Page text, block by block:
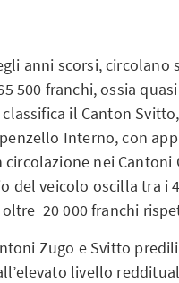
anni scorsi,
500 franchi, ossia
il Canton
Interno, con
nei Cantoni
del veicolo oscilla tra i
20 000 franchi
Zugo e Svitto
livello